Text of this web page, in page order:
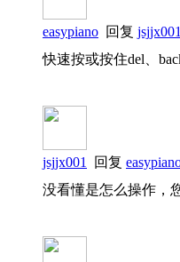
easypiano 回复 jsjjx001
快速按或按住del、
jsjjx001 回复
没看懂是怎么操作，